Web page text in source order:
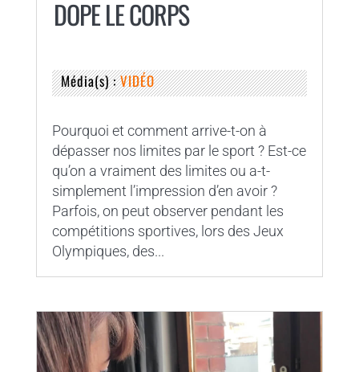
DOPE LE CORPS
Média(s) :VIDÉO
Pourquoi et comment arrive-t-on à
dépasser nos limites par le sport ? Est-ce
qu’on a vraiment des limites ou a-t-
simplement l’impression d’en avoir ?
Parfois, on peut observer pendant les
compétitions sportives, lors des Jeux
Olympiques, des...